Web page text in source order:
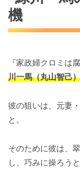
機
『家政婦クロミは
川一馬（丸山智己
彼の狙いは、元妻
と。
そのために彼は、
し、巧みに操ろう